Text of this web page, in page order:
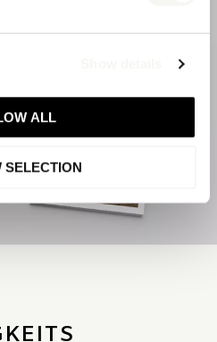
ALL
SELECTION